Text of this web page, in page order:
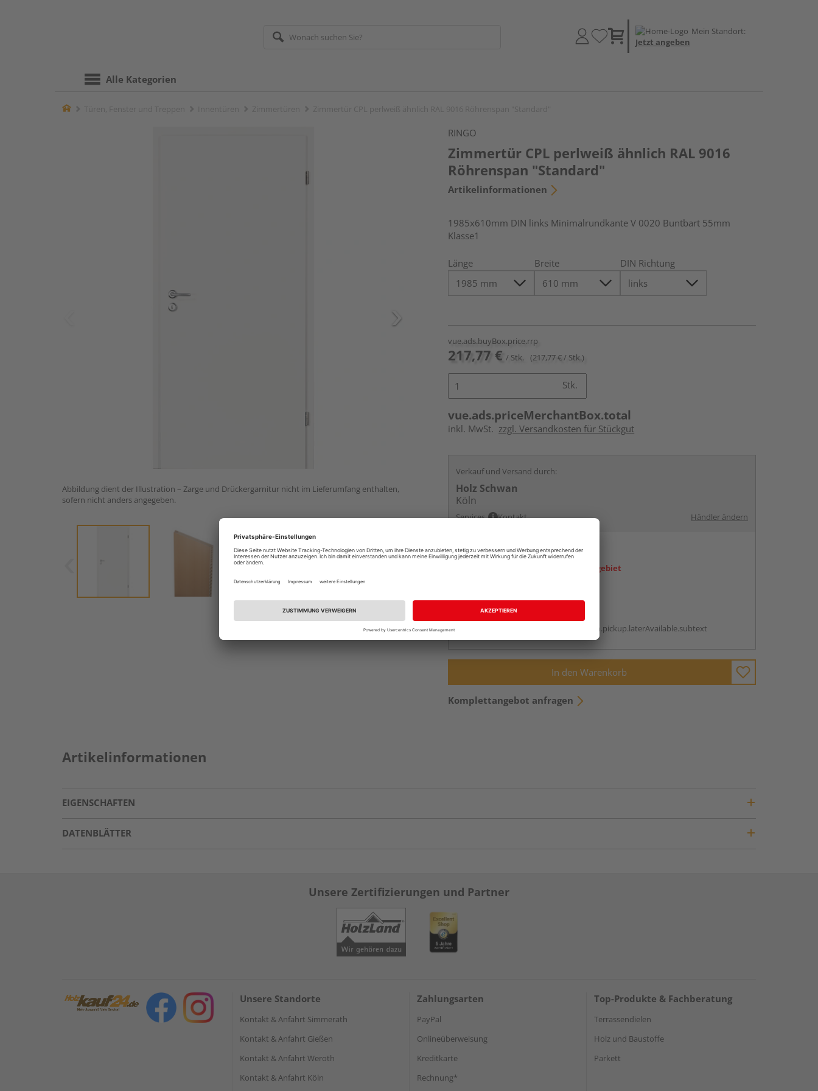
Mein Standort:
Jetzt angeben
Alle Kategorien
Home
Abbildung dient der Illustration – Zarge und Drückergarnitur nicht im Lieferumfang enthalten,
sofern nicht anders angegeben.
RINGO
Zimmertür CPL perlweiß ähnlich RAL 9016
Röhrenspan "Standard"
Artikelinformationen
1985x610mm DIN links Minimalrundkante V 0020 Buntbart 55mm
Klasse1
Länge Breite DIN Richtung
vue.ads.buyBox.price.rrp
217,77 € / Stk. (217,77 € / Stk.)
Stk.
vue.ads.priceMerchantBox.total
inkl. MwSt. zzgl. Versandkosten für Stückgut
Verkauf und Versand durch:
Holz Schwan
Köln
Services Kontakt Händler ändern
Online bestellen
Ihr Standort ist nicht im Liefergebiet
Beim Händler abholen
vue.ads.priceMerchantBox.option.pickup.laterAvailable.subtext
In den Warenkorb
Komplettangebot anfragen
Artikelinformationen
EIGENSCHAFTEN
DATENBLÄTTER
Unsere Zertifizierungen und Partner
Unsere Standorte
Kontakt & Anfahrt Simmerath
Kontakt & Anfahrt Gießen
Kontakt & Anfahrt Weroth
Kontakt & Anfahrt Köln
Zahlungsarten
PayPal
Onlineüberweisung
Kreditkarte
Rechnung*
Top-Produkte & Fachberatung
Terrassendielen
Holz und Baustoffe
Parkett